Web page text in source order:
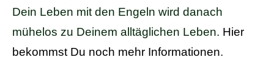
Dein Leben mit den Engeln wird danach
mühelos zu Deinem alltäglichen Leben. Hier
bekommst Du noch mehr Informationen.